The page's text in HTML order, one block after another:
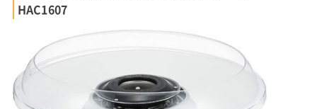
HAC1607